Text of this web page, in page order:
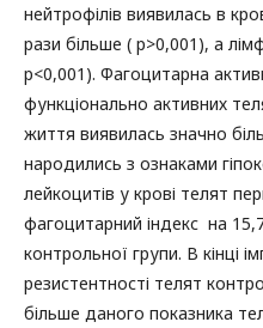
нейтрофілів виявилась в
рази більше ( p>0,001), а
p<0,001). Фагоцитарна
функціонально активних
життя виявилась значно
народились з ознаками
лейкоцитів у крові телят
фагоцитарний індекс на
контрольної групи. В кінці
резистентності телят
більше даного показника